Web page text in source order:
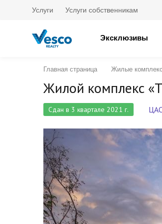
Услуги Услуги собственникам
Эксклюзивы
Главная страница Жилые
Жилой комплекс
Сдан в 3 квартале 2021 г.